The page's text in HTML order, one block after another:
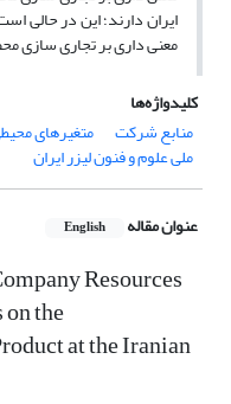
ایران دارند؛ این در حالی
معنی داری بر تجاری سازی
کلیدواژه‌ها
منابع شرکت
متغیرهای
ملی علوم و فنون لیزر ایران
عنوان مقاله English
Resources
the
at the Iranian